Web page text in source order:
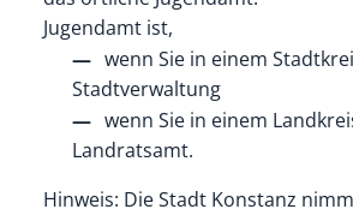
Jugendamt ist,
wenn Sie in einem
Stadtverwaltung
wenn Sie in einem
Landratsamt.
Hinweis: Die Stadt Konstanz